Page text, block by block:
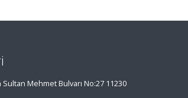
Mehmet Bulvarı No:27 11230